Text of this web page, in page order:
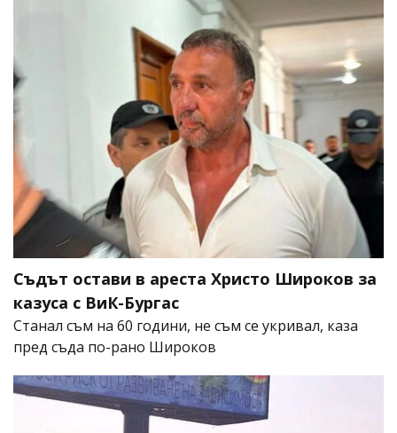
Съдът остави в ареста Христо Широков за
казуса с ВиК-Бургас
Станал съм на 60 години, не съм се укривал, каза
пред съда по-рано Широков